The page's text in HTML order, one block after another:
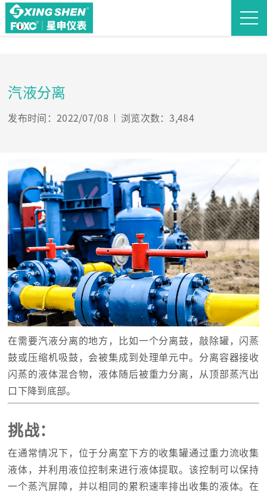
汽液分离
发布时间：2022/07/08 浏览次数：3,484
在需要汽液分离的地方，比如一个分离鼓，敲除罐，闪蒸
鼓或压缩机吸鼓，会被集成到处理单元中。分离容器接收
闪蒸的液体混合物，液体随后被重力分离，从顶部蒸汽出
口下降到底部。
挑战：
在通常情况下，位于分离室下方的收集罐通过重力流收集
液体，并利用液位控制来进行液体提取。该控制可以保持
一个蒸汽屏障，并以相同的累积速率排出收集的液体。在